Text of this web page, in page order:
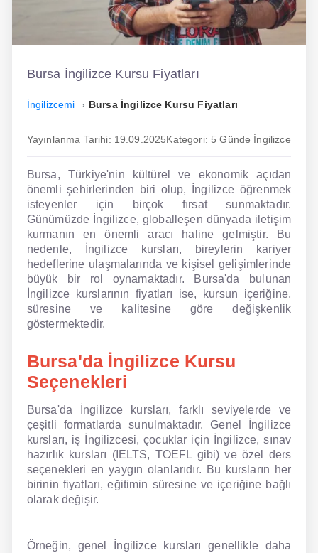
İngilizce Biyografiler
Dil Eğitimi
En Ucuz İngilizce
En Uygun İngilizce
Hipnozla İngilizce
Hızlı İngilizce
İngilizce Kursu Yorum
NLP İngilizce
Online İngilizce
Sözlük
Tavsiyeler
Bize Ulaşın
Bursa İngilizce Kursu Fiyatları
İngilizcemi Bursa İngilizce Kursu Fiyatları
Yayınlanma Tarihi: 19.09.2025Kategori: 5 Günde İngilizce
Bursa, Türkiye'nin kültürel ve ekonomik açıdan
önemli şehirlerinden biri olup, İngilizce öğrenmek
isteyenler için birçok fırsat sunmaktadır.
Günümüzde İngilizce, globalleşen dünyada iletişim
kurmanın en önemli aracı haline gelmiştir. Bu
nedenle, İngilizce kursları, bireylerin kariyer
hedeflerine ulaşmalarında ve kişisel gelişimlerinde
büyük bir rol oynamaktadır. Bursa'da bulunan
İngilizce kurslarının fiyatları ise, kursun içeriğine,
süresine ve kalitesine göre değişkenlik
göstermektedir.
Bursa'da İngilizce Kursu
Seçenekleri
Bursa'da İngilizce kursları, farklı seviyelerde ve
çeşitli formatlarda sunulmaktadır. Genel İngilizce
kursları, iş İngilizcesi, çocuklar için İngilizce, sınav
hazırlık kursları (IELTS, TOEFL gibi) ve özel ders
seçenekleri en yaygın olanlarıdır. Bu kursların her
birinin fiyatları, eğitimin süresine ve içeriğine bağlı
olarak değişir.
Örneğin, genel İngilizce kursları genellikle daha